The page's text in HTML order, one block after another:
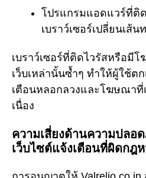
โปรแกรมแอดแวร์ที่ติ
เบราว์เซอร์เปลี่ยนเส้
เบราว์เซอร์ที่ติดไวรัสหรือมี
เว็บเหล่านั้นซ้ำๆ ทำให้ผู้ใช้ต
เตือนหลอกลวงและโฆษณาที่
เนื่อง
ความเสี่ยงด้านความปลอ
เว็บไซต์แจ้งเตือนที่ผิดกฎ